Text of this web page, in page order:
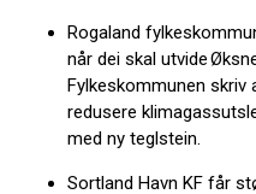
Rogaland
når dei skal utvide
Fylkeskommunen skriv
redusere
med ny teglstein.
Sortland Havn KF får